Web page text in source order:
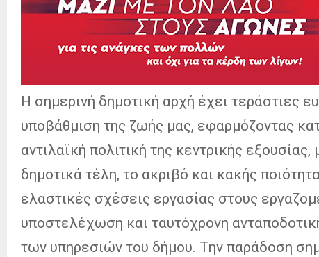
Η σημερινή δημοτική αρχή έχει τεράστιες
υποβάθμιση της ζωής μας, εφαρμόζοντας
αντιλαϊκή πολιτική της κεντρικής
δημοτικά τέλη, το ακριβό και κακής
ελαστικές σχέσεις εργασίας στους
υποστελέχωση και ταυτόχρονη
των υπηρεσιών του δήμου. Την παράδοση